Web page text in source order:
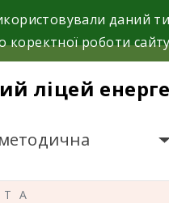
ліцей
даний
роботи